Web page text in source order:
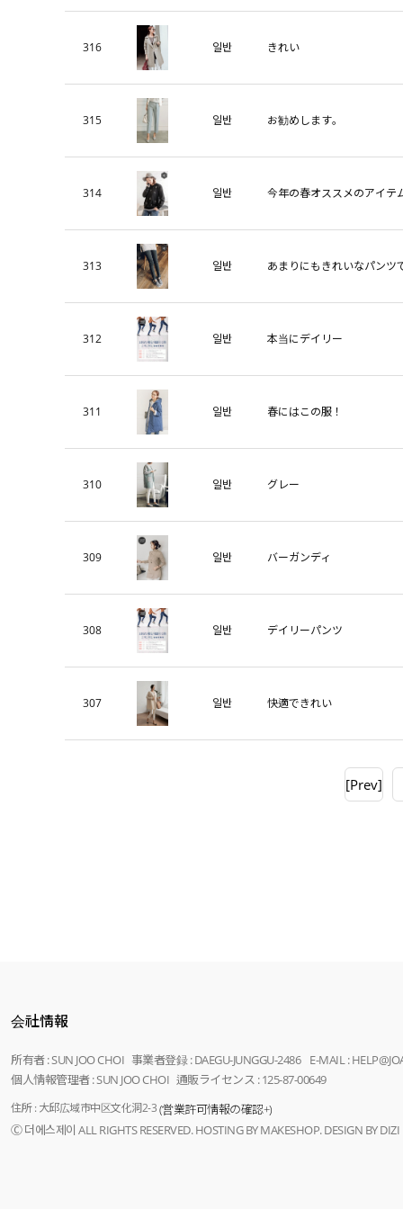
316 일반 きれい
315 일반 お勧めします。
314 일반 今年の春オススメのアイテ
313 일반 あまりにもきれいなパンツ
312 일반 本当にデイリー
311 일반 春にはこの服！
310 일반 グレー
309 일반 バーガンディ
308 일반 デイリーパンツ
307 일반 快適できれい
[Prev]
会社情報
所有者 : SUN JOO CHOI 事業者登録 : DAEGU-JUNGGU-2486 E-MAIL :
個人情報管理者 : SUN JOO CHOI 通販ライセンス : 125-87-00649
住所 : 大邱広域市中区文化洞2-3(営業許可情報の確認+)
Ⓒ 더에스제이 ALL RIGHTS RESERVED. HOSTING BY MAKESHOP. DESIGN BY DIZI